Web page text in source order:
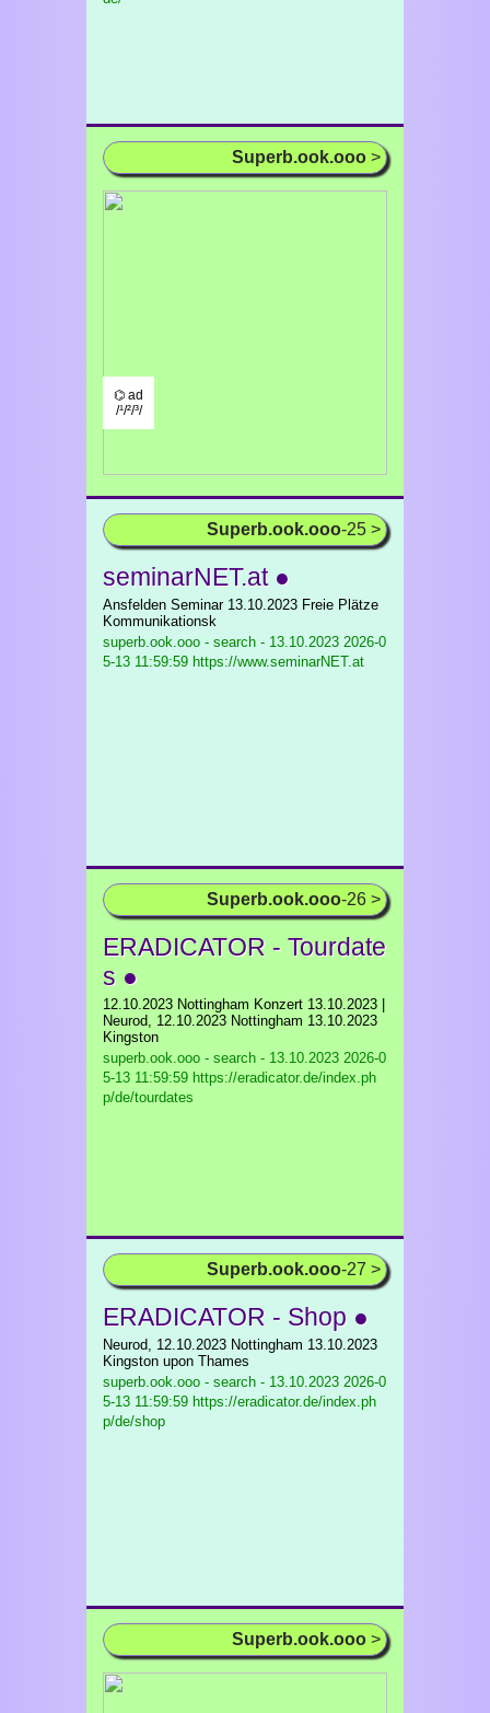
Superb.ook.ooo >
⌬ ad
/¹/²/³/
Superb.ook.ooo-25 >
seminarNET.at ●
Ansfelden Seminar 13.10.2023 Freie Plätze
Kommunikationsk
superb.ook.ooo - search - 13.10.2023 2026-0
5-13 11:59:59 https://www.seminarNET.at
Superb.ook.ooo-26 >
ERADICATOR - Tourdate
s ●
12.10.2023 Nottingham Konzert 13.10.2023 |
Neurod, 12.10.2023 Nottingham 13.10.2023
Kingston
superb.ook.ooo - search - 13.10.2023 2026-0
5-13 11:59:59 https://eradicator.de/index.ph
p/de/tourdates
Superb.ook.ooo-27 >
ERADICATOR - Shop ●
Neurod, 12.10.2023 Nottingham 13.10.2023
Kingston upon Thames
superb.ook.ooo - search - 13.10.2023 2026-0
5-13 11:59:59 https://eradicator.de/index.ph
p/de/shop
Superb.ook.ooo >